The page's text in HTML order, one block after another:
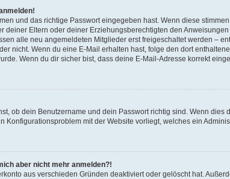
und das richtige Passwort eingegeben hast. Wenn diese
deiner Eltern oder deiner Erziehungsberechtigten den
alle neu angemeldeten Mitglieder erst freigeschaltet werden –
nicht. Wenn du eine E-Mail erhalten hast, folge den dort
Wenn du dir sicher bist, dass deine E-Mail-Adresse korrekt
ob dein Benutzername und dein Passwort richtig sind. Wenn
Konfigurationsproblem mit der Website vorliegt, welches ein
aber nicht mehr anmelden?!
aus verschieden Gründen deaktiviert oder gelöscht hat.